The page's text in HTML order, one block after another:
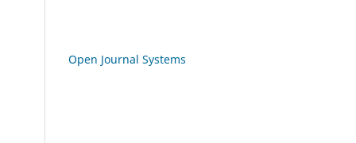
Open Journal Systems